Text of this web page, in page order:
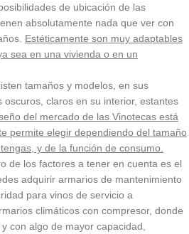
de ubicación de las
absolutamente nada que ver con
Estéticamente son muy adaptables
sea en una vivienda o en un
tamaños y modelos, en sus
claros en su interior, estantes
del mercado de las Vinotecas está
permite elegir dependiendo del tamaño
y de la función de consumo.
de los factores a tener en cuenta es el
adquirir armarios de mantenimiento
para vinos de servicio a
climáticos con compresor, donde
con algo de mayor capacidad,